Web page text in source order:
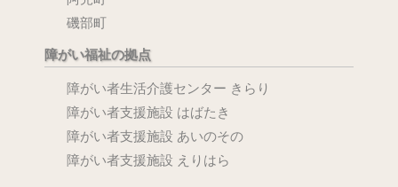
磯部町
障がい福祉の拠点
障がい者生活介護センター きらり
障がい者支援施設 はばたき
障がい者支援施設 あいのその
障がい者支援施設 えりはら